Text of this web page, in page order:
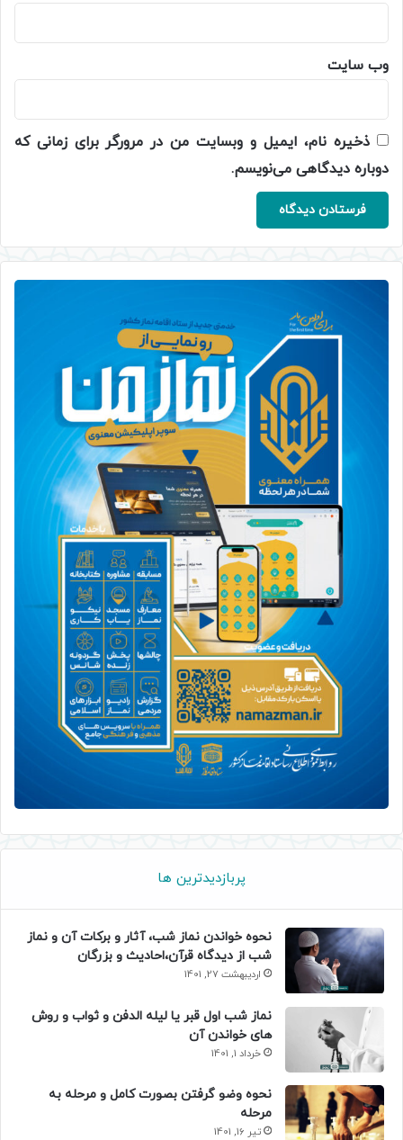
وب‌ سایت
ذخیره نام، ایمیل و وبسایت من در مرورگر برای زمانی که
دوباره دیدگاهی می‌نویسم.
پربازدیدترین ها
نحوه خواندن نماز شب، آثار و برکات آن و نماز
شب از دیدگاه قرآن،احادیث و بزرگان
اردیبهشت 27, 1401
نماز شب اول قبر یا لیله الدفن و ثواب و روش
های خواندن آن
خرداد 1, 1401
نحوه وضو گرفتن بصورت کامل و مرحله به
مرحله
تیر 16, 1401